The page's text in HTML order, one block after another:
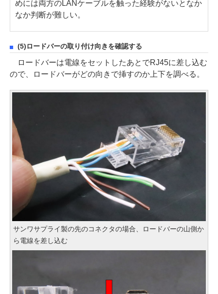
めには両方のLANケーブルを触った経験がないとなか
なか判断が難しい。
(5)ロードバーの取り付け向きを確認する
ロードバーは電線をセットしたあとでRJ45に差し込む
ので、ロードバーがどの向きで挿すのか上下を調べる。
サンワサプライ製の先のコネクタの場合、ロードバーの山側か
ら電線を差し込む